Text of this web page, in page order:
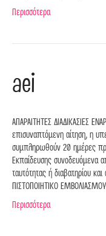
Περισσότερα
aei
AΠΑΡΑΙΤΗΤΕΣ ΔΙΑΔΙΚΑΣΙΕΣ
επισυναπτόμενη αίτηση, η
συμπληρωθούν 20 ημέρες
Εκπαίδευσης
ταυτότητας ή διαβατηρίου
ΠΙΣΤΟΠΟΙΗΤΙΚΟ
Περισσότερα